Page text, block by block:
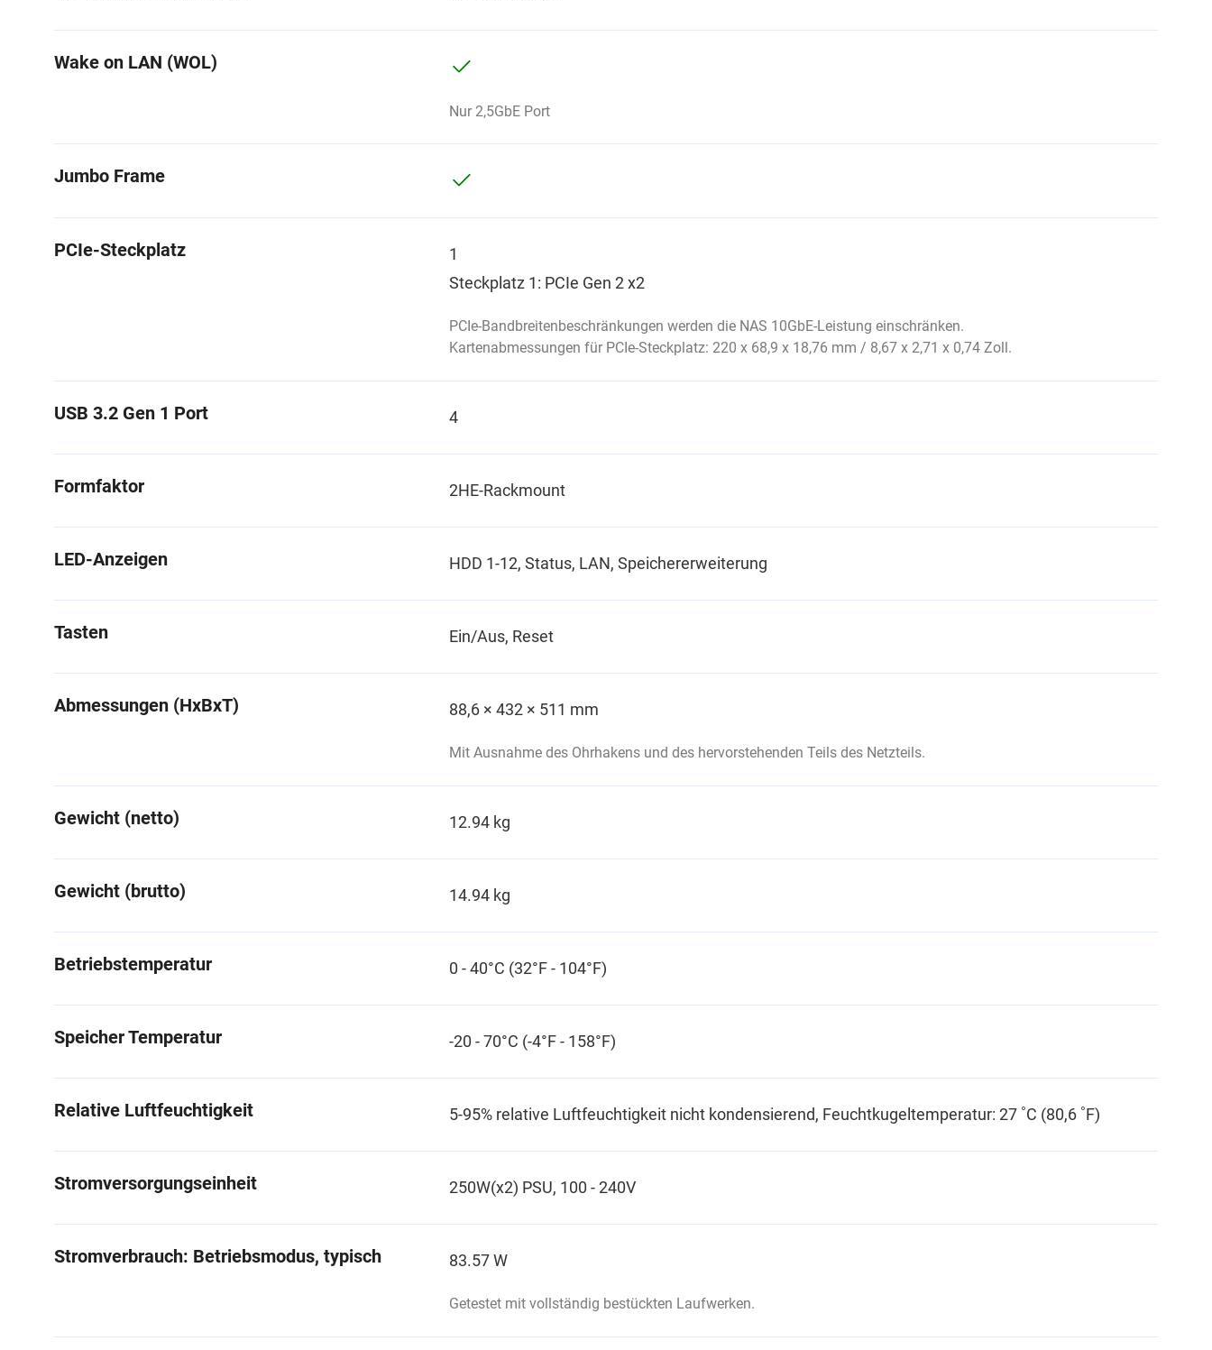
Wake on LAN (WOL)
Nur 2,5GbE Port
Jumbo Frame
PCIe-Steckplatz
1
Steckplatz 1: PCIe Gen 2 x2
PCIe-Bandbreitenbeschränkungen werden die NAS 10GbE-Leistung einschränken.
Kartenabmessungen für PCIe-Steckplatz: 220 x 68,9 x 18,76 mm / 8,67 x 2,71 x 0,74 Zoll.
USB 3.2 Gen 1 Port 4
Formfaktor 2HE-Rackmount
LED-Anzeigen HDD 1-12, Status, LAN, Speichererweiterung
Tasten Ein/Aus, Reset
Abmessungen (HxBxT) 88,6 × 432 × 511 mm
Mit Ausnahme des Ohrhakens und des hervorstehenden Teils des Netzteils.
Gewicht (netto) 12.94 kg
Gewicht (brutto) 14.94 kg
Betriebstemperatur 0 - 40°C (32°F - 104°F)
Speicher Temperatur -20 - 70°C (-4°F - 158°F)
Relative Luftfeuchtigkeit 5-95% relative Luftfeuchtigkeit nicht kondensierend, Feuchtkugeltemperatur: 27 ˚C (80,6 ˚F)
Stromversorgungseinheit 250W(x2) PSU, 100 - 240V
Stromverbrauch: Betriebsmodus, typisch 83.57 W
Getestet mit vollständig bestückten Laufwerken.